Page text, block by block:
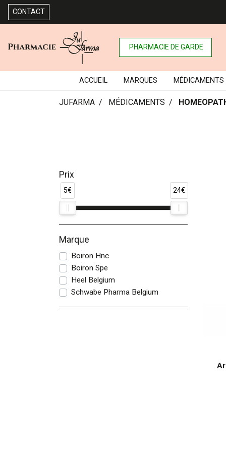
CONTACT
PHARMACIE DE GARDE
ACCUEIL MARQUES MÉDICAMENTS
JUFARMA MÉDICAMENTS
Prix
5€ 24€
Marque
Boiron Hnc
Boiron Spe
Heel Belgium
Schwabe Pharma Belgium